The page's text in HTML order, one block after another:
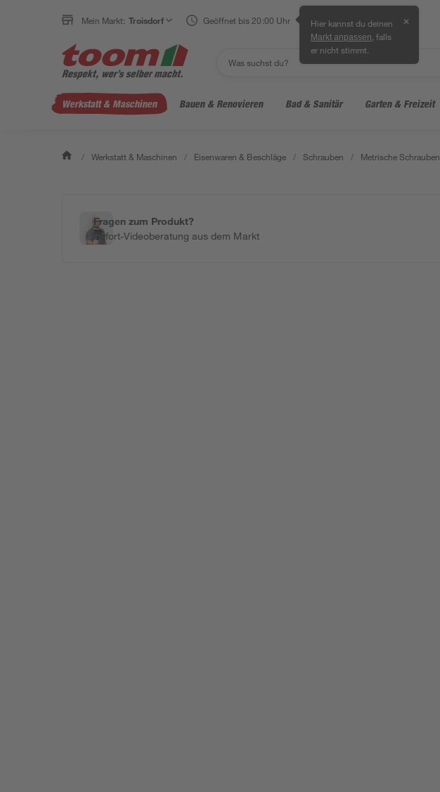
Mein Markt: Troisdorf Geöffnet bis 20:00 Uhr Hier kannst du deinen
Markt anpassen , falls
er nicht stimmt.
✕
Werkstatt & Maschinen Bauen & Renovieren Bad & Sanitär Garten & Freizeit
/ Werkstatt & Maschinen / Eisenwaren & Beschläge / Schrauben / Metrische Schrauben
Fragen zum Produkt?
Sofort-Videoberatung aus dem Markt